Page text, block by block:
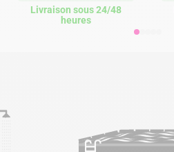
Livraison sous 24/48
heures